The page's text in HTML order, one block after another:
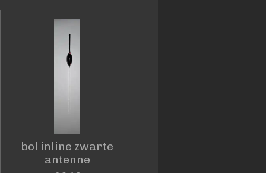
bol inline zwarte
antenne